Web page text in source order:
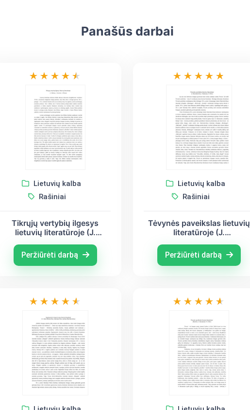
Panašūs darbai
Lietuvių kalba
Rašiniai
Tikrųjų vertybių ilgesys
lietuvių literatūroje (J.
Škėma)
Peržiūrėti darbą
Lietuvių kalba
Rašiniai
Tėvynės paveikslas lietuvių
literatūroje (J.
S. Nėris)
Peržiūrėti darbą